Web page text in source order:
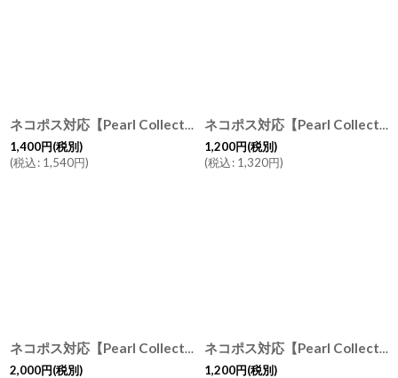
ネコポス対応【Pearl Collection】桜 箸置き/さくら/花/フラワー/レスト/シェル/パール/貝
1,400円(税別)
(税込: 1,540円)
ネコポス対応【Pearl Collection】ハート 箸置き レスト シェル パール 貝 カトラリーレスト
1,200円(税別)
(税込: 1,320円)
ネコポス対応【Pearl Collection】桜 箸置き/さくら２色/花/フラワー/レスト/シェル/パール/貝
2,000円(税別)
ネコポス対応【Pearl Collection】猫 箸置きS/ねこ/白猫/黒猫/ネコ/キャット/レスト/水牛角/シェル/パール/貝
1,200円(税別)